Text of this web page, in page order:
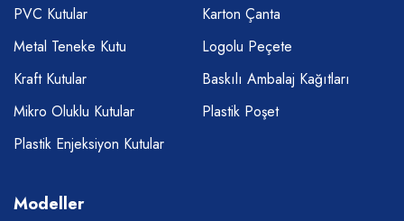
PVC Kutular
Metal Teneke Kutu
Kraft Kutular
Mikro Oluklu Kutular
Plastik Enjeksiyon Kutular
Karton Çanta
Logolu Peçete
Baskılı Ambalaj Kağıtları
Plastik Poşet
Modeller